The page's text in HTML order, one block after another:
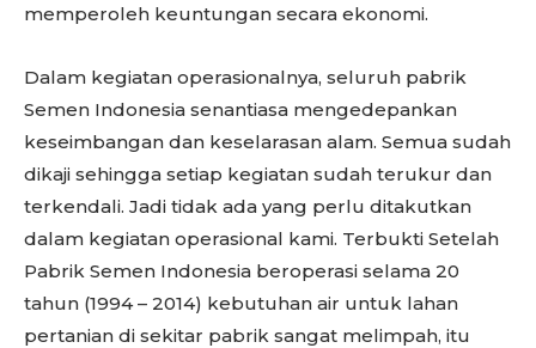
memperoleh keuntungan secara ekonomi.
Dalam kegiatan operasionalnya, seluruh pabrik
Semen Indonesia senantiasa mengedepankan
keseimbangan dan keselarasan alam. Semua sudah
dikaji sehingga setiap kegiatan sudah terukur dan
terkendali. Jadi tidak ada yang perlu ditakutkan
dalam kegiatan operasional kami. Terbukti Setelah
Pabrik Semen Indonesia beroperasi selama 20
tahun (1994 – 2014) kebutuhan air untuk lahan
pertanian di sekitar pabrik sangat melimpah, itu